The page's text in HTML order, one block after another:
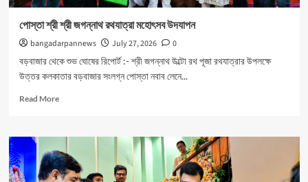
পোস্তা শ্রী শ্রী জগন্নাথ রথযাত্রা মহোৎসব উদযাপন
bangadarpannews July 27, 2026
0
বড়বাজার থেকে শুভ ঘোষের রিপোর্ট :- শ্রী জগন্নাথ উল্টো রথ পূজা রথযাত্রার উপলক্ষে
উত্তর কলকাতার বড়বাজার সংলগ্ন পোস্তা নবাব লেনে...
Read MoreRead
পোস্তা
শ্রী
শ্রী
জগন্নাথ